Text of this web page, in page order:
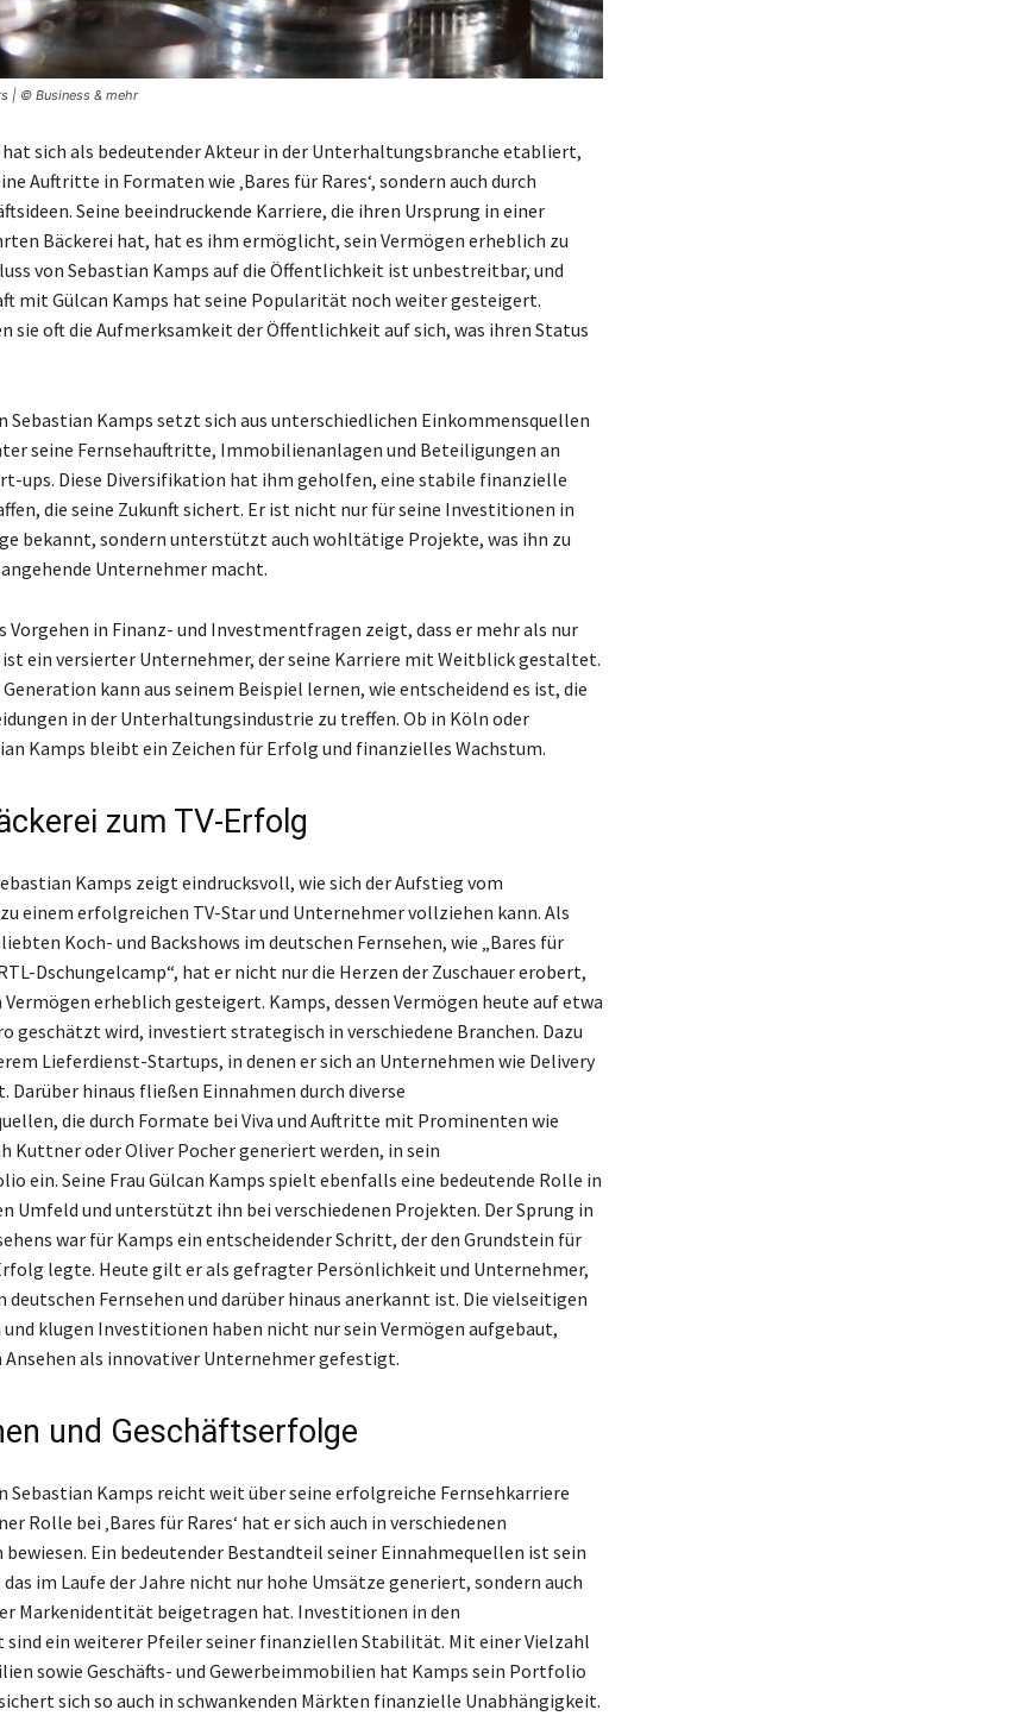
| © Business & mehr
sich als bedeutender Akteur in der Unterhaltungsbranche etabliert,
Auftritte in Formaten wie ‚Bares für Rares‘, sondern auch durch
Seine beeindruckende Karriere, die ihren Ursprung in einer
Bäckerei hat, hat es ihm ermöglicht, sein Vermögen erheblich zu
von Sebastian Kamps auf die Öffentlichkeit ist unbestreitbar, und
mit Gülcan Kamps hat seine Popularität noch weiter gesteigert.
sie oft die Aufmerksamkeit der Öffentlichkeit auf sich, was ihren Status
Sebastian Kamps setzt sich aus unterschiedlichen Einkommensquellen
seine Fernsehauftritte, Immobilienanlagen und Beteiligungen an
ups. Diese Diversifikation hat ihm geholfen, eine stabile finanzielle
die seine Zukunft sichert. Er ist nicht nur für seine Investitionen in
bekannt, sondern unterstützt auch wohltätige Projekte, was ihn zu
Unternehmer macht.
Vorgehen in Finanz- und Investmentfragen zeigt, dass er mehr als nur
ein versierter Unternehmer, der seine Karriere mit Weitblick gestaltet.
kann aus seinem Beispiel lernen, wie entscheidend es ist, die
in der Unterhaltungsindustrie zu treffen. Ob in Köln oder
Kamps bleibt ein Zeichen für Erfolg und finanzielles Wachstum.
zum TV-Erfolg
Kamps zeigt eindrucksvoll, wie sich der Aufstieg vom
einem erfolgreichen TV-Star und Unternehmer vollziehen kann. Als
Koch- und Backshows im deutschen Fernsehen, wie „Bares für
Dschungelcamp“, hat er nicht nur die Herzen der Zuschauer erobert,
Vermögen erheblich gesteigert. Kamps, dessen Vermögen heute auf etwa
geschätzt wird, investiert strategisch in verschiedene Branchen. Dazu
Lieferdienst-Startups, in denen er sich an Unternehmen wie Delivery
hinaus fließen Einnahmen durch diverse
die durch Formate bei Viva und Auftritte mit Prominenten wie
Kuttner oder Oliver Pocher generiert werden, in sein
ein. Seine Frau Gülcan Kamps spielt ebenfalls eine bedeutende Rolle in
Umfeld und unterstützt ihn bei verschiedenen Projekten. Der Sprung in
war für Kamps ein entscheidender Schritt, der den Grundstein für
legte. Heute gilt er als gefragter Persönlichkeit und Unternehmer,
deutschen Fernsehen und darüber hinaus anerkannt ist. Die vielseitigen
klugen Investitionen haben nicht nur sein Vermögen aufgebaut,
Ansehen als innovativer Unternehmer gefestigt.
und Geschäftserfolge
Sebastian Kamps reicht weit über seine erfolgreiche Fernsehkarriere
Rolle bei ‚Bares für Rares‘ hat er sich auch in verschiedenen
bewiesen. Ein bedeutender Bestandteil seiner Einnahmequellen ist sein
im Laufe der Jahre nicht nur hohe Umsätze generiert, sondern auch
Markenidentität beigetragen hat. Investitionen in den
ein weiterer Pfeiler seiner finanziellen Stabilität. Mit einer Vielzahl
sowie Geschäfts- und Gewerbeimmobilien hat Kamps sein Portfolio
sich so auch in schwankenden Märkten finanzielle Unabhängigkeit.